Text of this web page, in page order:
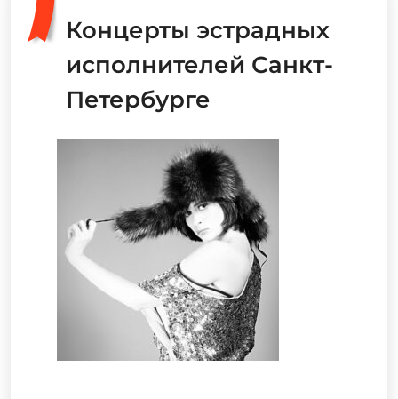
Концерты эстрадных
исполнителей Санкт-
Петербурге